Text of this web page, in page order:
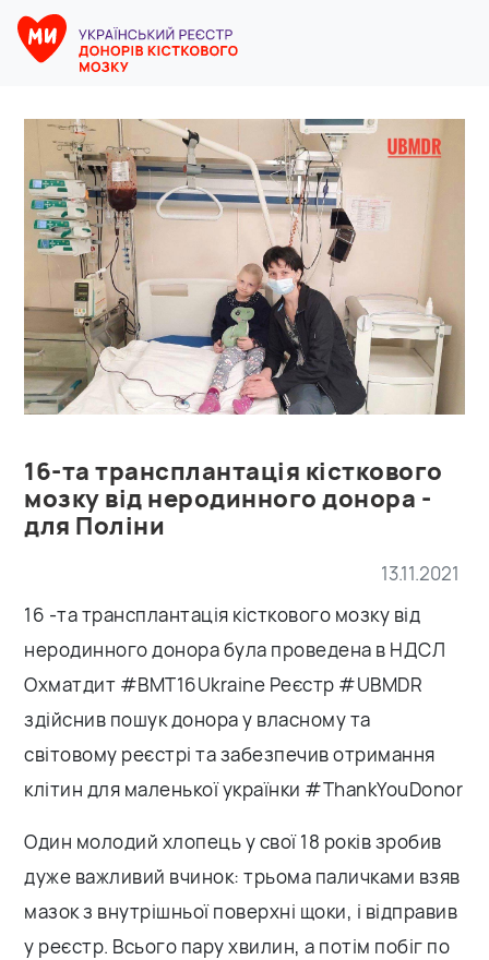
16-та трансплантація кісткового
мозку від неродинного донора -
для Поліни
13.11.2021
16 -та трансплантація кісткового мозку від
неродинного донора була проведена в НДСЛ
Охматдит #BMT16Ukraine Реєстр #UBMDR
здійснив пошук донора у власному та
світовому реєстрі та забезпечив отримання
клітин для маленької українки #ThankYouDonor
Один молодий хлопець у свої 18 років зробив
дуже важливий вчинок: трьома паличками взяв
мазок з внутрішньої поверхні щоки, і відправив
у реєстр. Всього пару хвилин, а потім побіг по